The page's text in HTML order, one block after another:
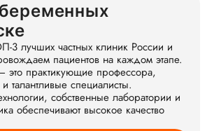
3 лучших частных клиник России и
пациентов на каждом этапе.
практикующие профессора,
талантливые специалисты.
собственные лаборатории и
обеспечивают высокое качество